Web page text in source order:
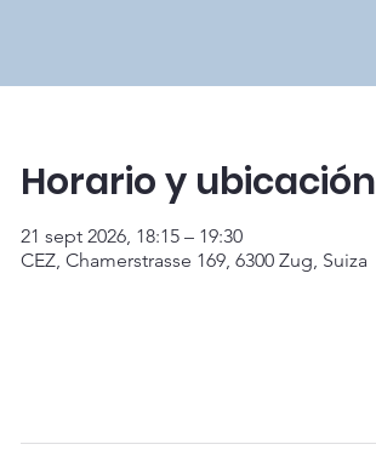
Horario y ubicación
21 sept 2026, 18:15 – 19:30
CEZ, Chamerstrasse 169, 6300 Zug, Suiza